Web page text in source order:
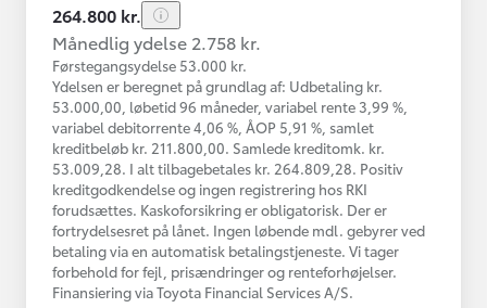
264.800 kr.
Månedlig ydelse 2.758 kr.
Førstegangsydelse 53.000 kr.
Ydelsen er beregnet på grundlag af: Udbetaling kr.
53.000,00, løbetid 96 måneder, variabel rente 3,99 %,
variabel debitorrente 4,06 %, ÅOP 5,91 %, samlet
kreditbeløb kr. 211.800,00. Samlede kreditomk. kr.
53.009,28. I alt tilbagebetales kr. 264.809,28. Positiv
kreditgodkendelse og ingen registrering hos RKI
forudsættes. Kaskoforsikring er obligatorisk. Der er
fortrydelsesret på lånet. Ingen løbende mdl. gebyrer ved
betaling via en automatisk betalingstjeneste. Vi tager
forbehold for fejl, prisændringer og renteforhøjelser.
Finansiering via Toyota Financial Services A/S.